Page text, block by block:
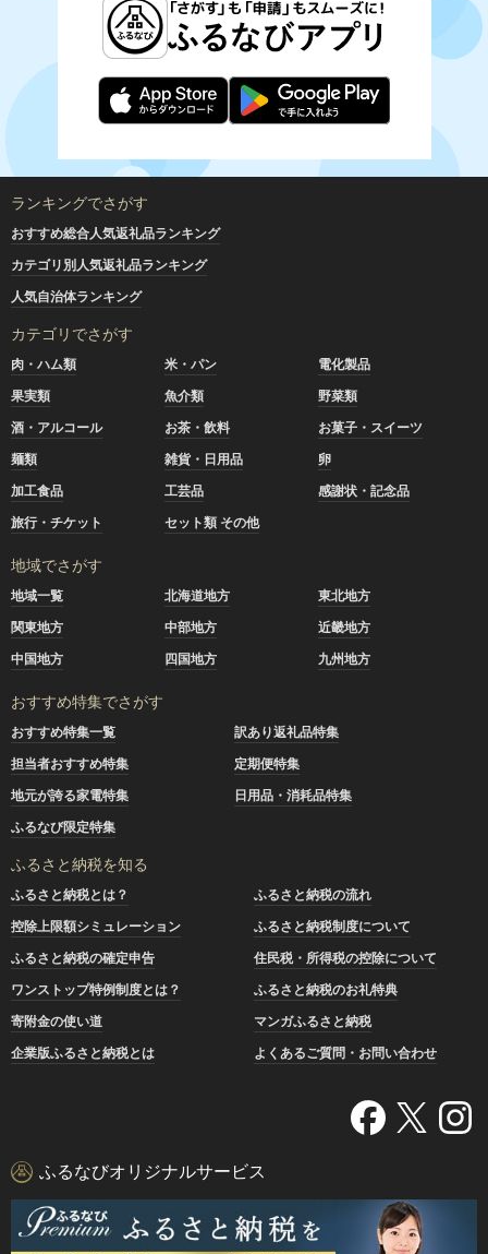
ランキングでさがす
おすすめ総合人気返礼品ランキング
カテゴリ別人気返礼品ランキング
人気自治体ランキング
カテゴリでさがす
肉・ハム類 米・パン
電化製品
果実類
魚介類
野菜類
酒・アルコール
お茶・飲料
お菓子・スイーツ
麺類
雑貨・日用品
卵
加工食品
工芸品
感謝状・記念品
旅行・チケット
セット類 その他
地域でさがす
地域一覧 北海道地方
東北地方
関東地方
中部地方
近畿地方
中国地方
四国地方 九州地方
おすすめ特集でさがす
おすすめ特集一覧
訳あり返礼品特集
担当者おすすめ特集
定期便特集
地元が誇る家電特集
日用品・消耗品特集
ふるなび限定特集
ふるさと納税を知る
ふるさと納税とは？
ふるさと納税の流れ
控除上限額シミュレーション
ふるさと納税制度について
ふるさと納税の確定申告
住民税・所得税の控除について
ワンストップ特例制度とは？
ふるさと納税のお礼特典
寄附金の使い道
マンガふるさと納税
企業版ふるさと納税とは
よくあるご質問・お問い合わせ
ふるなびオリジナルサービス